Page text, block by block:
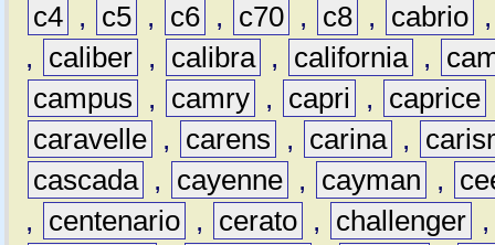
c4 , c5 , c6 , c70 , c8 , cabrio
,
caliber , calibra , california ,
campus
, camry , capri , caprice
caravelle , carens , carina ,
cascada , cayenne , cayman ,
,
centenario , cerato , challenger